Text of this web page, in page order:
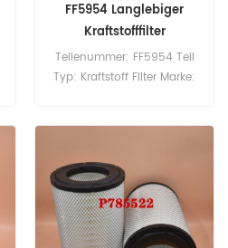
FF5954 Langlebiger
Kraftstofffilter
E804KPD513
Teilenummer: FF5954 Teil
Typ: Kraftstoff Filter Marke: